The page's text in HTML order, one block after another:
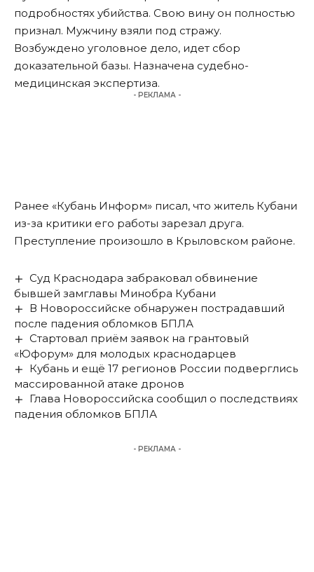
подробностях убийства. Свою вину он полностью
признал. Мужчину взяли под стражу.
Возбуждено уголовное дело, идет сбор
доказательной базы. Назначена судебно-
медицинская экспертиза.
- РЕКЛАМА -
Ранее «Кубань Информ» писал, что житель Кубани
из-за критики его работы зарезал друга.
Преступление произошло в Крыловском районе.
Суд Краснодара забраковал обвинение
бывшей замглавы Минобра Кубани
В Новороссийске обнаружен пострадавший
после падения обломков БПЛА
Стартовал приём заявок на грантовый
«Юфорум» для молодых краснодарцев
Кубань и ещё 17 регионов России подверглись
массированной атаке дронов
Глава Новороссийска сообщил о последствиях
падения обломков БПЛА
- РЕКЛАМА -